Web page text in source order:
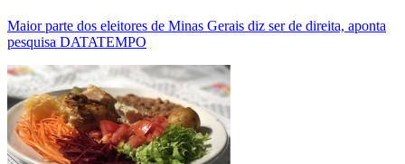
Maior parte dos eleitores de Minas Gerais diz ser de direita, aponta
pesquisa DATATEMPO